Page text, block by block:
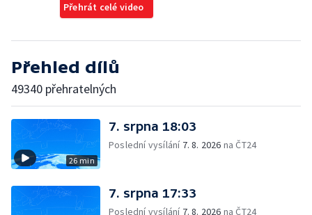
Přehrát celé video
Přehled dílů
49340 přehratelných
26 min
7. srpna 18:03
Poslední vysílání 7. 8. 2026 na ČT24
7. srpna 17:33
Poslední vysílání 7. 8. 2026 na ČT24